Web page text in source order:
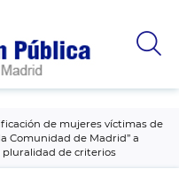
de mujeres víctimas de
Comunidad de Madrid” a
de criterios